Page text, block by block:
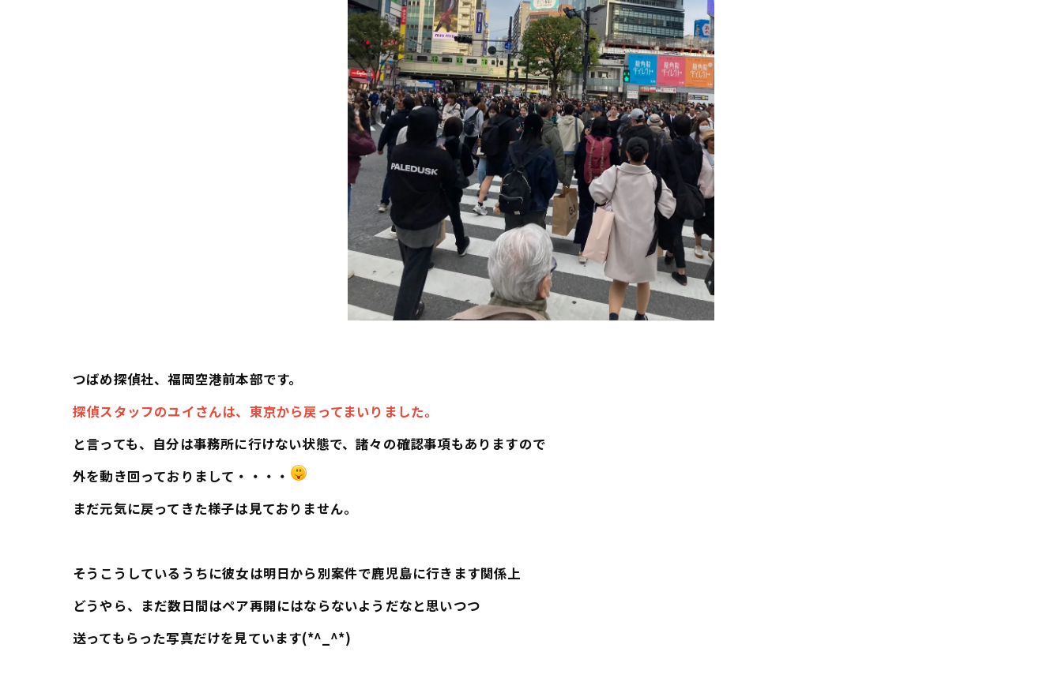
つばめ探偵社、福岡空港前本部です。
探偵スタッフのユイさんは、東京から戻ってまいりました。
と言っても、自分は事務所に行けない状態で、諸々の確認事項もありますので
外を動き回っておりまして・・・・
まだ元気に戻ってきた様子は見ておりません。
そうこうしているうちに彼女は明日から別案件で鹿児島に行きます関係上
どうやら、まだ数日間はペア再開にはならないようだなと思いつつ
送ってもらった写真だけを見ています(*^_^*)